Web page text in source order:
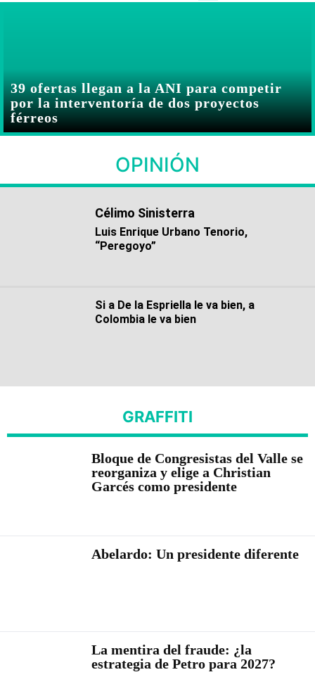
39 ofertas llegan a la ANI para competir
por la interventoría de dos proyectos
férreos
OPINIÓN
Célimo Sinisterra
Luis Enrique Urbano Tenorio,
“Peregoyo”
Si a De la Espriella le va bien, a
Colombia le va bien
GRAFFITI
Bloque de Congresistas del Valle se
reorganiza y elige a Christian
Garcés como presidente
Abelardo: Un presidente diferente
La mentira del fraude: ¿la
estrategia de Petro para 2027?